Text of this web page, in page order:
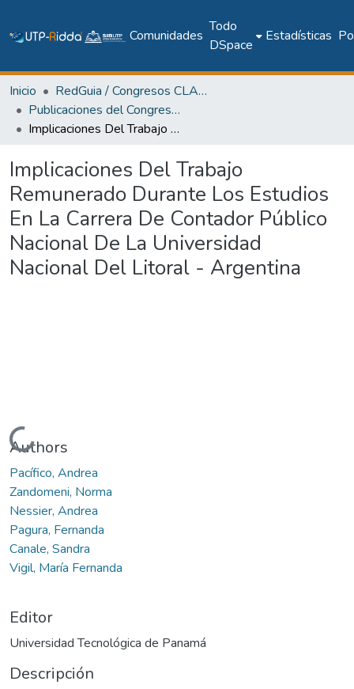
Comunidades
Todo
DSpace
Estadísticas
Inicio
RedGuia / Congresos CLABES
Publicaciones del Congreso Internacional CLABES
Implicaciones Del Trabajo Remunerado Durante Los Estudios En La Carrera De Contador Público Nacional De La Universidad Nacional Del Litoral - Argentina
Implicaciones Del Trabajo
Remunerado Durante Los Estudios
En La Carrera De Contador Público
Nacional De La Universidad
Nacional Del Litoral - Argentina
Cargando...
Authors
Pacífico, Andrea
Zandomeni, Norma
Nessier, Andrea
Pagura, Fernanda
Canale, Sandra
Vigil, María Fernanda
Editor
Universidad Tecnológica de Panamá
Descripción